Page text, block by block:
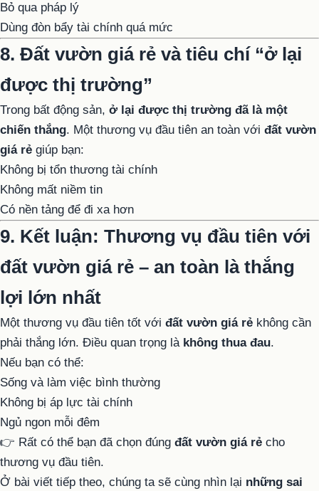
Bỏ qua pháp lý
Dùng đòn bẩy tài chính quá mức
8. Đất vườn giá rẻ và tiêu chí “ở lại
được thị trường”
Trong bất động sản, ở lại được thị trường đã là một
chiến thắng. Một thương vụ đầu tiên an toàn với đất vườn
giá rẻ giúp bạn:
Không bị tổn thương tài chính
Không mất niềm tin
Có nền tảng để đi xa hơn
9. Kết luận: Thương vụ đầu tiên với
đất vườn giá rẻ – an toàn là thắng
lợi lớn nhất
Một thương vụ đầu tiên tốt với đất vườn giá rẻ không cần
phải thắng lớn. Điều quan trọng là không thua đau.
Nếu bạn có thể:
Sống và làm việc bình thường
Không bị áp lực tài chính
Ngủ ngon mỗi đêm
👉 Rất có thể bạn đã chọn đúng đất vườn giá rẻ cho
thương vụ đầu tiên.
Ở bài viết tiếp theo, chúng ta sẽ cùng nhìn lại những sai